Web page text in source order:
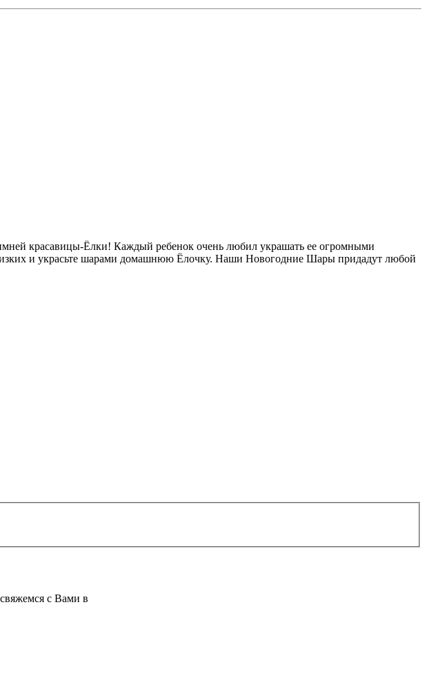
красавицы-Ёлки! Каждый ребенок очень любил украшать ее огромными
и украсьте шарами домашнюю Ёлочку. Наши Новогодние Шары придадут любой
с Вами в